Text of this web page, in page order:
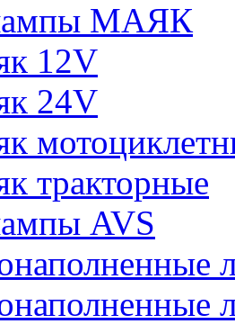
МАЯК
12V
24V
тракторные
AVS